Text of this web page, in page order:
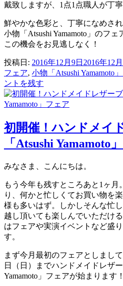
戴致しますが、1点1点職人が丁
鮮やかな色彩と、丁寧になめさ
小物「Atsushi Yamamoto」のフ
この機会をお見逃しなく！
投稿日: 2016年12月9日 2016年12
フェア, 小物 「Atsushi Yamamoto
ントを残す
初開催！ハンドメイ
「Atsushi Yamamoto
みなさま、こんにちは。
もう今年も残すところあと1ヶ月
り、何かと忙しくてお買い物を
様も多いはず。しかしそんな忙
越し頂いても楽しんでいただけ
はフェアや実演イベントなど盛
す。
まず今月最初のフェアとしまし
日（日）までハンドメイドレザ
Yamamoto」フェアが始まります！